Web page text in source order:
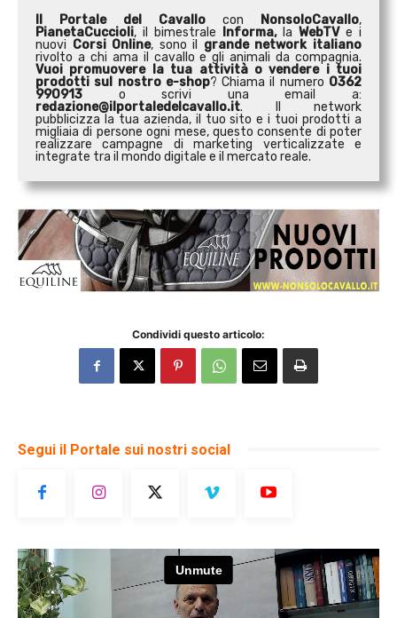
Il Portale del Cavallo con NonsoloCavallo,
PianetaCuccioli, il bimestrale Informa,laWebTVe i
nuovi Corsi Online, sono il grande network italiano
rivolto a chi ama il cavallo e gli animali da compagnia.
Vuoi promuovere la tua attività ovendere i tuoi
prodotti sul nostro e-shop? Chiama il numero 0362
990913 o scrivi una email a:
redazione@ilportaledelcavallo.it. Il network
pubblicizza la tua azienda, il tuo sito e i tuoi prodotti a
migliaia di persone ogni mese, questo consente di poter
realizzare campagne di marketing verticalizzate e
integrate tra il mondo digitale e il mercato reale.
Condividi questo articolo:
Segui il Portale sui nostri social